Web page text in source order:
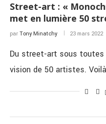
Street-art : «
met en lumière 50
par Tony Minatchy 23 mars 2022
Du street-art sous
vision de 50 artistes.